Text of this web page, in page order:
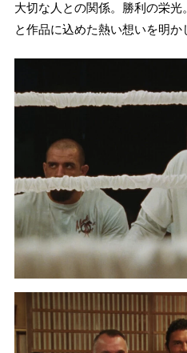
大切な人との関係。勝利の栄光
と作品に込めた熱い想いを明か